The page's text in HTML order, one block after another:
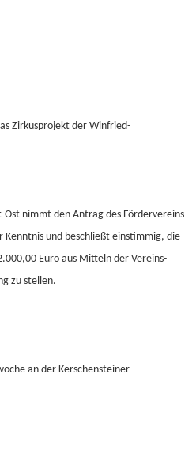
Zirkusprojekt der Winfried-
nimmt den Antrag des Fördervereins
Kenntnis und beschließt einstimmig, die
Euro aus Mitteln der Vereins-
zu stellen.
an der Kerschensteiner-